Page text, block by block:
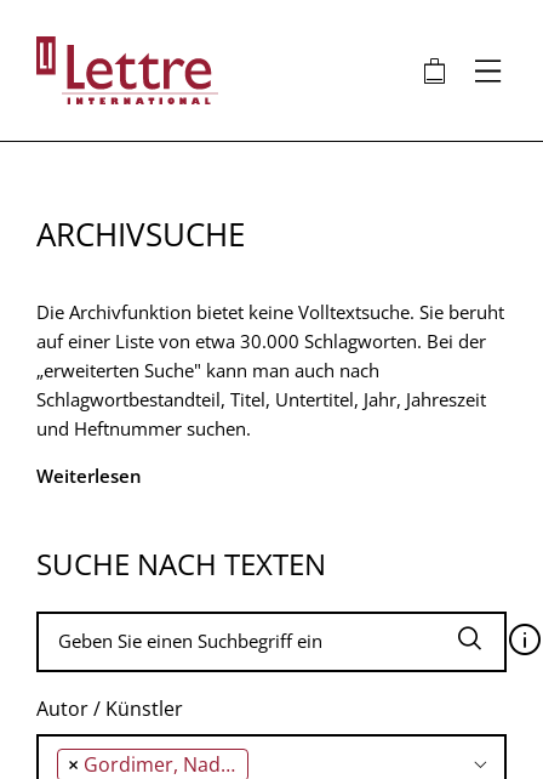
Inhalt
🛍 ⋮
ARCHIVSUCHE
Die Archivfunktion bietet keine Volltextsuche. Sie beruht
auf einer Liste von etwa 30.000 Schlagworten. Bei der
„erweiterten Suche" kann man auch nach
Schlagwortbestandteil, Titel, Untertitel, Jahr, Jahreszeit
und Heftnummer suchen.
Weiterlesen
SUCHE NACH TEXTEN
🛈
Autor / Künstler
× Gordimer, Nadine